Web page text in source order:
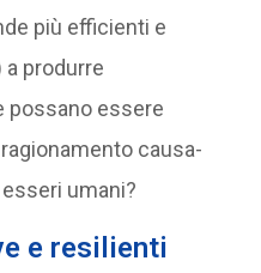
più efficienti e
produrre
essere
causa-
umani?
e resilienti